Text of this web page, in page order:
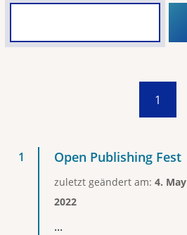
1
Open Publishing Fest
zuletzt geändert am: 4. May
2022
...